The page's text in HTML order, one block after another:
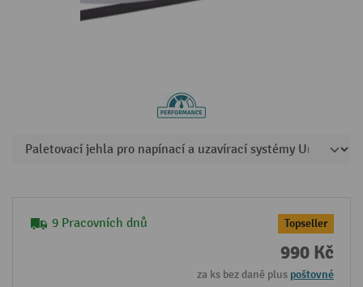
9 Pracovních dnů Topseller
990 Kč
za ks bez daně plus poštovné